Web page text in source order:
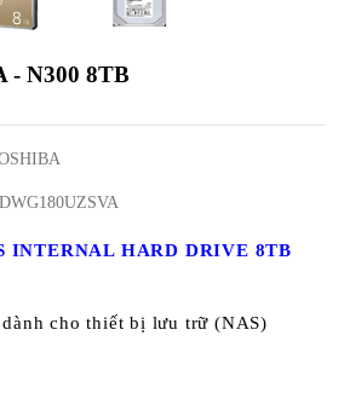
- N300 8TB
INTERNAL HARD DRIVE 8TB
cho thiết bị lưu trữ (NAS)